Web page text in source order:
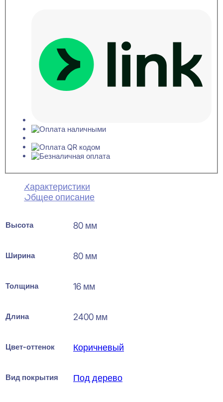
Характеристики
Общее описание
Высота 80 мм
Ширина 80 мм
Толщина 16 мм
Длина 2400 мм
Цвет-оттенок Коричневый
Вид покрытия Под дерево